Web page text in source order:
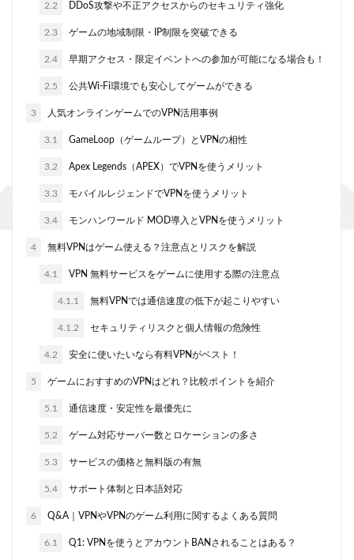
2.2 DDoS攻撃や不正アクセスからのセキュリティ強化
2.3 ゲームの地域制限・IP制限を突破できる
2.4 早期アクセス・限定イベントへの参加が可能になる場合も！
2.5 公共Wi-Fi環境でも安心してゲームができる
3 人気オンラインゲームでのVPN活用事例
3.1 GameLoop（ゲームループ）とVPNの相性
3.2 Apex Legends（APEX）でVPNを使うメリット
3.3 モバイルレジェンドでVPNを使うメリット
3.4 モンハンワールド MOD導入とVPNを使うメリット
4 無料VPNはゲーム使える？注意点とリスクを解説
4.1 VPN 無料サービスをゲームに使用する際の注意点
4.1.1 無料VPNでは通信速度の低下が起こりやすい
4.1.2 セキュリティリスクと個人情報の危険性
4.2 安全に使いたいなら有料VPNがベスト！
5 ゲームにおすすめのVPNはどれ？比較ポイントを紹介
5.1 通信速度・安定性を最優先に
5.2 ゲーム対応サーバー数とロケーションの多さ
5.3 サービスの価格と無料版の有無
5.4 サポート体制と日本語対応
6 Q&A｜VPNやVPNのゲーム利用に関するよくある質問
6.1 Q1: VPNを使うとアカウントBANされることはある？